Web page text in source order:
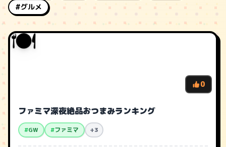
#グルメ
🍽️
0
ファミマ深夜絶品おつまみランキング
#GW #ファミマ +3